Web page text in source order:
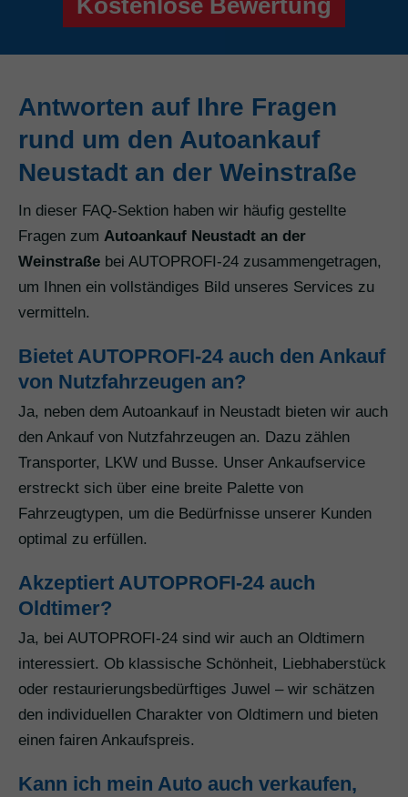
Kostenlose Bewertung
Antworten auf Ihre Fragen
rund um den Autoankauf
Neustadt an der Weinstraße
In dieser FAQ-Sektion haben wir häufig gestellte
Fragen zum Autoankauf Neustadt an der
Weinstraße bei AUTOPROFI-24 zusammengetragen,
um Ihnen ein vollständiges Bild unseres Services zu
vermitteln.
Bietet AUTOPROFI-24 auch den Ankauf
von Nutzfahrzeugen an?
Ja, neben dem Autoankauf in Neustadt bieten wir auch
den Ankauf von Nutzfahrzeugen an. Dazu zählen
Transporter, LKW und Busse. Unser Ankaufservice
erstreckt sich über eine breite Palette von
Fahrzeugtypen, um die Bedürfnisse unserer Kunden
optimal zu erfüllen.
Akzeptiert AUTOPROFI-24 auch
Oldtimer?
Ja, bei AUTOPROFI-24 sind wir auch an Oldtimern
interessiert. Ob klassische Schönheit, Liebhaberstück
oder restaurierungsbedürftiges Juwel – wir schätzen
den individuellen Charakter von Oldtimern und bieten
einen fairen Ankaufspreis.
Kann ich mein Auto auch verkaufen,